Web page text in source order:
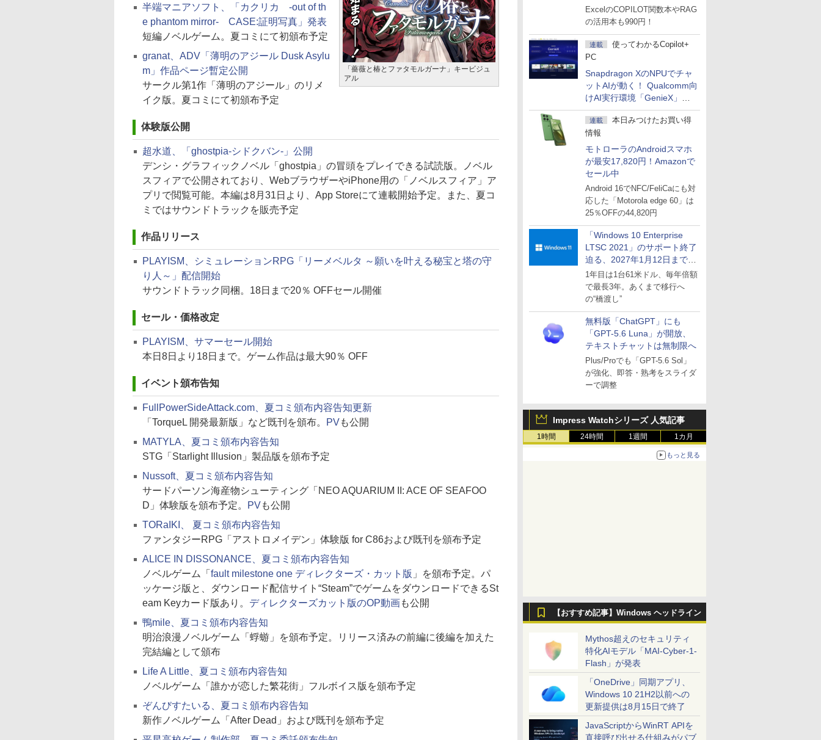
マーセール」第2弾開始！
ExcelのCOPILOT関数本やRAG
の活用本も990円！
連載
使ってわかるCopilot+
PC
Snapdragon XのNPUでチャ
ットAIが動く！ Qualcomm向
けAI実行環境「GenieX」を
試してみた
連載
本日みつけたお買い得
情報
モトローラのAndroidスマホ
が最安17,820円！Amazonで
セール中
Android 16でNFC/FeliCaにも対
応した「Motorola edge 60」は
25％OFFの44,820円
「Windows 10 Enterprise
LTSC 2021」のサポート終了
迫る、2027年1月12日まで
～ESUは9月1日から販売
1年目は1台61米ドル、毎年倍額
で最長3年。あくまで移行へ
の“橋渡し”
無料版「ChatGPT」にも
「GPT-5.6 Luna」が開放、
テキストチャットは無制限へ
Plus/Proでも「GPT-5.6 Sol」
が強化、即答・熟考をスライダ
ーで調整
Impress Watchシリーズ 人気記事
1時間 24時間 1週間 1カ月
もっと見る
【おすすめ記事】Windows ヘッドライン
Mythos超えのセキュリティ
特化AIモデル「MAI-Cyber-1-
Flash」が発表
「OneDrive」同期アプリ、
Windows 10 21H2以前への
更新提供は8月15日で終了
JavaScriptからWinRT APIを
直接呼び出せる仕組みがパブ
「薔薇と椿とファタモルガーナ」キービジュ
アル
半端マニアソフト、「カクリカ -out of th
e phantom mirror- CASE:証明写真」発表
短編ノベルゲーム。夏コミにて初頒布予定
granat、ADV「薄明のアジール Dusk Asylu
m」作品ページ暫定公開
サークル第1作「薄明のアジール」のリメ
イク版。夏コミにて初頒布予定
体験版公開
超水道、「ghostpia-シドクバン-」公開
デンシ・グラフィックノベル「ghostpia」の冒頭をプレイできる試読版。ノベル
スフィアで公開されており、WebブラウザーやiPhone用の「ノベルスフィア」ア
プリで閲覧可能。本編は8月31日より、App Storeにて連載開始予定。また、夏コ
ミではサウンドトラックを販売予定
作品リリース
PLAYISM、シミュレーションRPG「リーメベルタ ～願いを叶える秘宝と塔の守
り人～」配信開始
サウンドトラック同梱。18日まで20％ OFFセール開催
セール・価格改定
PLAYISM、サマーセール開始
本日8日より18日まで。ゲーム作品は最大90％ OFF
イベント頒布告知
FullPowerSideAttack.com、夏コミ頒布内容告知更新
「TorqueL 開発最新版」など既刊を頒布。
PVも公開
MATYLA、夏コミ頒布内容告知
STG「Starlight Illusion」製品版を頒布予定
Nussoft、夏コミ頒布内容告知
サードパーソン海産物シューティング「NEO AQUARIUM II: ACE OF SEAFOO
D」体験版を頒布予定。
PVも公開
TORaIKI、 夏コミ頒布内容告知
ファンタジーRPG「アストロメイデン」体験版 for C86および既刊を頒布予定
ALICE IN DISSONANCE、夏コミ頒布内容告知
ノベルゲーム「 fault milestone one ディレクターズ・カット版 」を頒布予定。パ
ッケージ版と、ダウンロード配信サイト“Steam”でゲームをダウンロードできるSt
eam Keyカード版あり。 ディレクターズカット版のOP動画も公開
鴨mile、夏コミ頒布内容告知
明治浪漫ノベルゲーム「蜉蝣」を頒布予定。リリース済みの前編に後編を加えた
完結編として頒布
Life A Little、夏コミ頒布内容告知
ノベルゲーム「誰かが恋した繁花街」フルボイス版を頒布予定
ぞんびすたいる、夏コミ頒布内容告知
新作ノベルゲーム「After Dead」および既刊を頒布予定